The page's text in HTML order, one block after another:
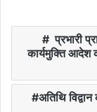
प्रभारी
कार्यमुक्ति आदेश
अतिथि